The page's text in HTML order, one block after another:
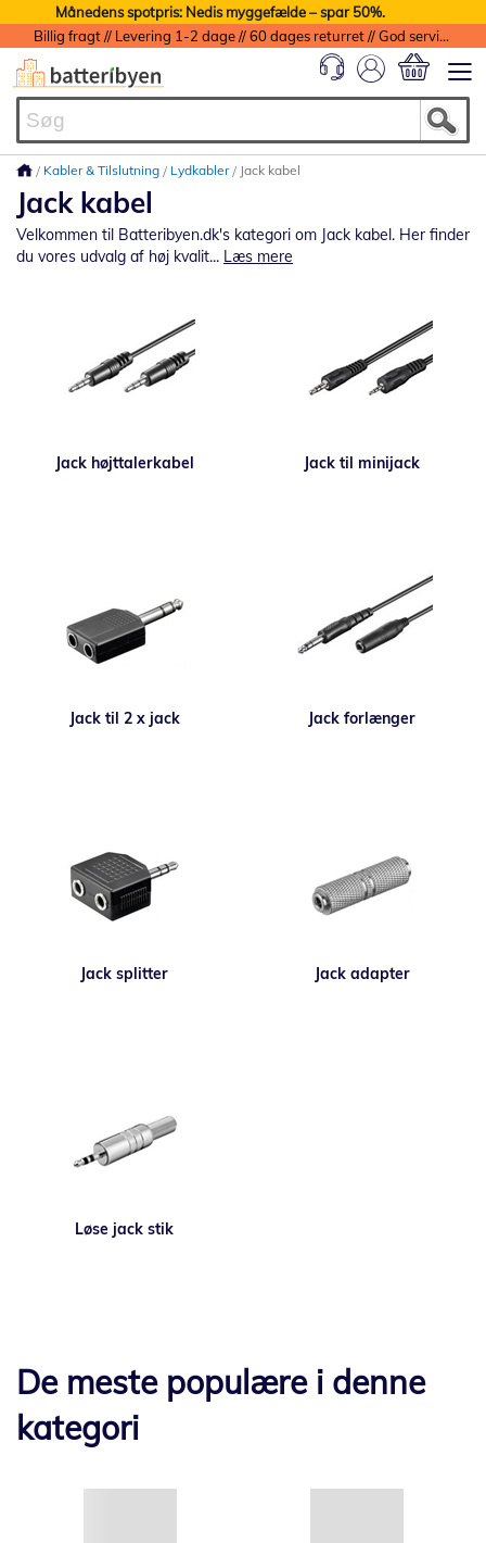
Månedens spotpris: Nedis myggefælde – spar 50%.
Billig fragt // Levering 1-2 dage // 60 dages returret // God service med garanti
Kabler & Tilslutning Lydkabler Jack kabel
Jack kabel
Velkommen til Batteribyen.dk's kategori om Jack kabel. Her finder
du vores udvalg af høj kvalit... Læs mere
Jack højttalerkabel Jack til minijack
Jack til 2 x jack Jack forlænger
Jack splitter Jack adapter
Løse jack stik
De meste populære i denne
kategori